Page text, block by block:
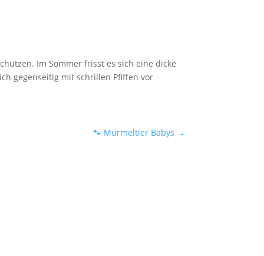
Im Sommer frisst es sich eine dicke
gegenseitig mit schrillen Pfiffen vor
🐾 Murmeltier Babys →